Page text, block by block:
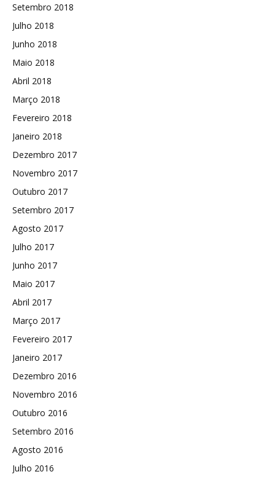
Setembro 2018
Julho 2018
Junho 2018
Maio 2018
Abril 2018
Março 2018
Fevereiro 2018
Janeiro 2018
Dezembro 2017
Novembro 2017
Outubro 2017
Setembro 2017
Agosto 2017
Julho 2017
Junho 2017
Maio 2017
Abril 2017
Março 2017
Fevereiro 2017
Janeiro 2017
Dezembro 2016
Novembro 2016
Outubro 2016
Setembro 2016
Agosto 2016
Julho 2016